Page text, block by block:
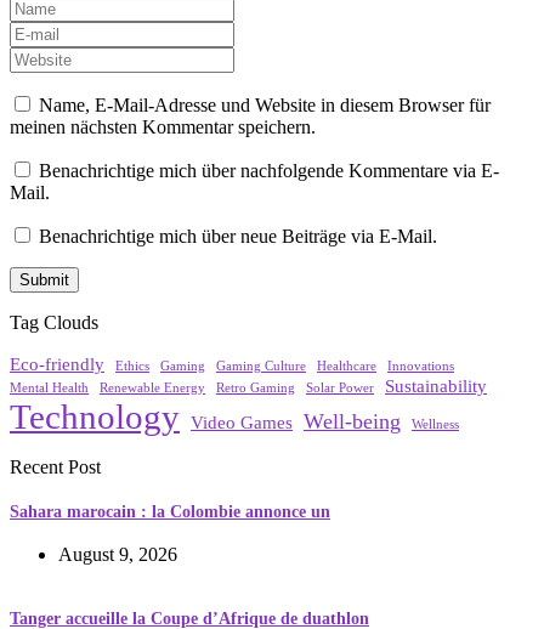
Name, E-Mail-Adresse und Website in diesem Browser für
meinen nächsten Kommentar speichern.
Benachrichtige mich über nachfolgende Kommentare via E-
Mail.
Benachrichtige mich über neue Beiträge via E-Mail.
Tag Clouds
Eco-friendly Ethics Gaming Gaming Culture Healthcare
Innovations
Mental Health
Renewable Energy Retro Gaming Solar Power Sustainability
Technology Video Games Well-being Wellness
Recent Post
Sahara marocain : la Colombie annonce un
August 9, 2026
Tanger accueille la Coupe d’Afrique de duathlon